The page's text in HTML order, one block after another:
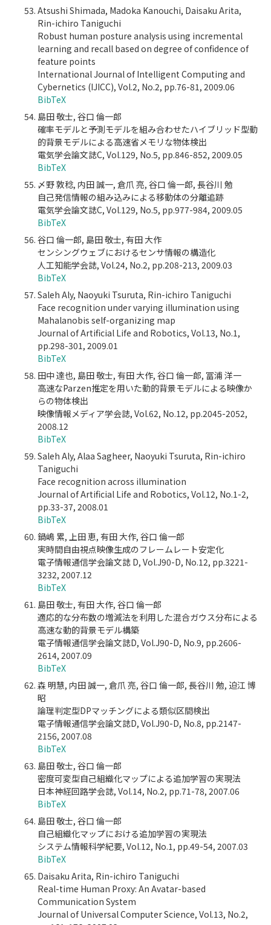
Atsushi Shimada, Madoka Kanouchi, Daisaku Arita,
Rin-ichiro Taniguchi
Robust human posture analysis using incremental
learning and recall based on degree of confidence of
feature points
International Journal of Intelligent Computing and
Cybernetics (IJICC), Vol.2, No.2, pp.76-81, 2009.06
BibTeX
島田 敬士, 谷口 倫一郎
確率モデルと予測モデルを組み合わせたハイブリッド型動
的背景モデルによる高速省メモリな物体検出
電気学会論文誌C, Vol.129, No.5, pp.846-852, 2009.05
BibTeX
〆野 敦稔, 内田 誠一, 倉爪 亮, 谷口 倫一郎, 長谷川 勉
自己発信情報の組み込みによる移動体の分離追跡
電気学会論文誌C, Vol.129, No.5, pp.977-984, 2009.05
BibTeX
谷口 倫一郎, 島田 敬士, 有田 大作
センシングウェブにおけるセンサ情報の構造化
人工知能学会誌, Vol.24, No.2, pp.208-213, 2009.03
BibTeX
Saleh Aly, Naoyuki Tsuruta, Rin-ichiro Taniguchi
Face recognition under varying illumination using
Mahalanobis self-organizing map
Journal of Artificial Life and Robotics, Vol.13, No.1,
pp.298-301, 2009.01
BibTeX
田中 達也, 島田 敬士, 有田 大作, 谷口 倫一郎, 冨浦 洋一
高速なParzen推定を用いた動的背景モデルによる映像か
らの物体検出
映像情報メディア学会誌, Vol.62, No.12, pp.2045-2052,
2008.12
BibTeX
Saleh Aly, Alaa Sagheer, Naoyuki Tsuruta, Rin-ichiro
Taniguchi
Face recognition across illumination
Journal of Artificial Life and Robotics, Vol.12, No.1-2,
pp.33-37, 2008.01
BibTeX
鍋嶋 累, 上田 恵, 有田 大作, 谷口 倫一郎
実時間自由視点映像生成のフレームレート安定化
電子情報通信学会論文誌 D, Vol.J90-D, No.12, pp.3221-
3232, 2007.12
BibTeX
島田 敬士, 有田 大作, 谷口 倫一郎
適応的な分布数の増減法を利用した混合ガウス分布による
高速な動的背景モデル構築
電子情報通信学会論文誌D, Vol.J90-D, No.9, pp.2606-
2614, 2007.09
BibTeX
森 明慧, 内田 誠一, 倉爪 亮, 谷口 倫一郎, 長谷川 勉, 迫江 博
昭
論理判定型DPマッチングによる類似区間検出
電子情報通信学会論文誌D, Vol.J90-D, No.8, pp.2147-
2156, 2007.08
BibTeX
島田 敬士, 谷口 倫一郎
密度可変型自己組織化マップによる追加学習の実現法
日本神経回路学会誌, Vol.14, No.2, pp.71-78, 2007.06
BibTeX
島田 敬士, 谷口 倫一郎
自己組織化マップにおける追加学習の実現法
システム情報科学紀要, Vol.12, No.1, pp.49-54, 2007.03
BibTeX
Daisaku Arita, Rin-ichiro Taniguchi
Real-time Human Proxy: An Avatar-based
Communication System
Journal of Universal Computer Science, Vol.13, No.2,